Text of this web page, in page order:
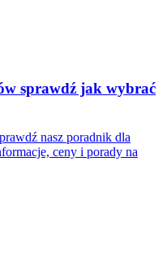
sprawdź jak wybrać
nasz poradnik dla
ceny i porady na